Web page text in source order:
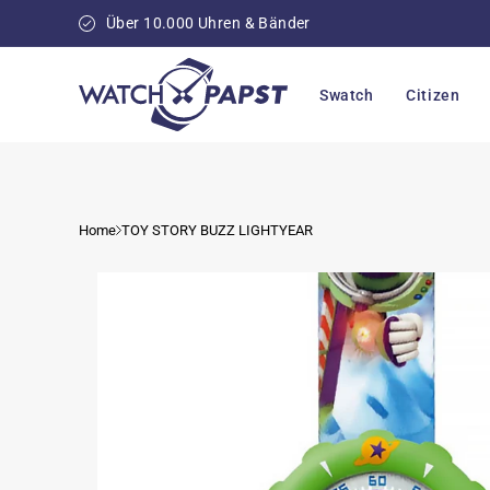
Über 10.000 Uhren & Bänder
Swatch Citizen
Home TOY STORY BUZZ LIGHTYEAR